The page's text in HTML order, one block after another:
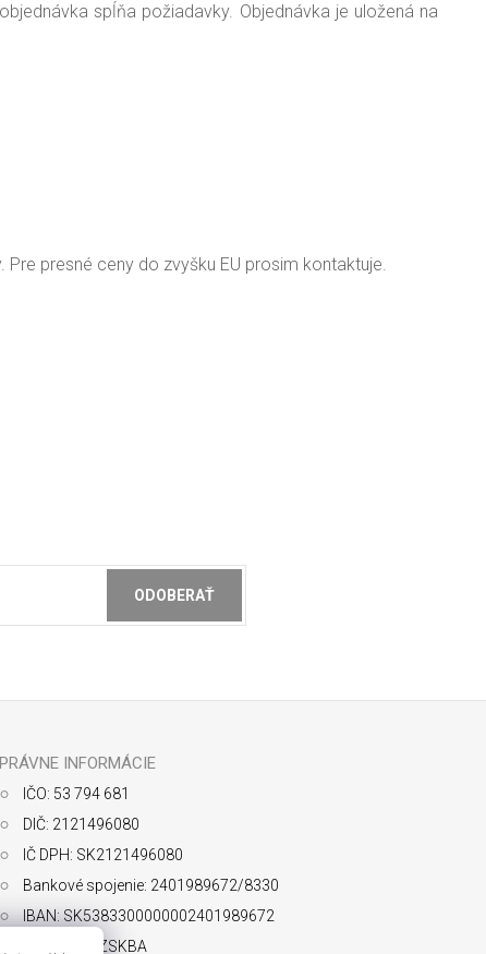
spĺňa požiadavky. Objednávka je uložená na
presné ceny do zvyšku EU prosim kontaktuje.
ODOBERAŤ
PRÁVNE INFORMÁCIE
IČO: 53 794 681
DIČ: 2121496080
IČ DPH: SK2121496080
Bankové spojenie: 2401989672/8330
IBAN: SK5383300000002401989672
SWIFT: FIOZSKBA